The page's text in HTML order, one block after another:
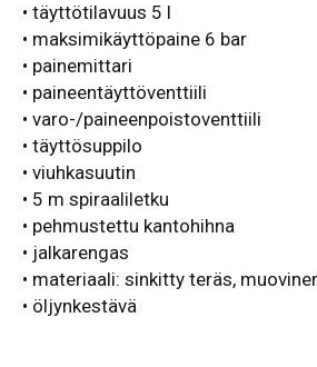
• täyttötilavuus 5 l
• maksimikäyttöpaine 6 bar
• painemittari
• paineentäyttöventtiili
• varo-/paineenpoistoventtiili
• täyttösuppilo
• viuhkasuutin
• 5 m spiraaliletku
• pehmustettu kantohihna
• jalkarengas
• materiaali: sinkitty teräs,
• öljynkestävä